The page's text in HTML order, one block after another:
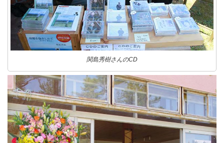
関島秀樹さんのCD